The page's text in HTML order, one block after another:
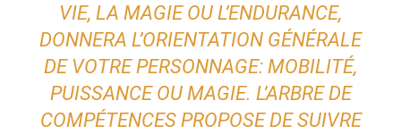
VIE, LA MAGIE OU L’ENDURANCE,
DONNERA L’ORIENTATION GÉNÉRALE
DE VOTRE PERSONNAGE: MOBILITÉ,
PUISSANCE OU MAGIE. L’ARBRE DE
COMPÉTENCES PROPOSE DE SUIVRE